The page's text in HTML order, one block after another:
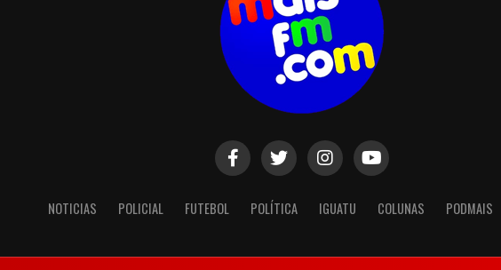
NOTICIAS POLICIAL FUTEBOL POLÍTICA IGUATU COLUNAS PODMAIS